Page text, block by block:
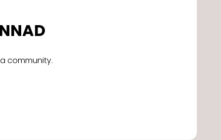
community.